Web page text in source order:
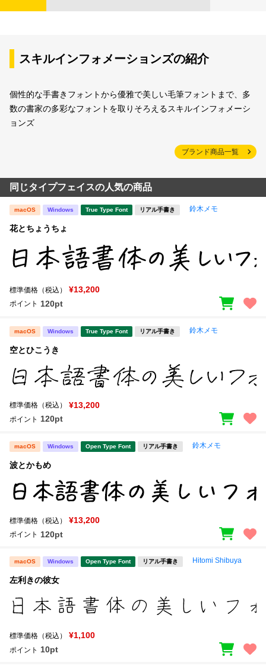
スキルインフォメーションズの紹介
個性的な手書きフォントから優雅で美しい毛筆フォントまで、多
数の書家の多彩なフォントを取りそろえるスキルインフォメーシ
ョンズ
ブランド商品一覧
同じタイプフェイスの人気の商品
macOS Windows True Type Font リアル手書き 鈴木メモ
花とちょうちょ
標準価格（税込） ¥13,200
ポイント 120pt
macOS Windows True Type Font リアル手書き 鈴木メモ
空とひこうき
標準価格（税込） ¥13,200
ポイント 120pt
macOS Windows Open Type Font リアル手書き 鈴木メモ
波とかもめ
標準価格（税込） ¥13,200
ポイント 120pt
macOS Windows Open Type Font リアル手書き Hitomi Shibuya
左利きの彼女
標準価格（税込） ¥1,100
ポイント 10pt